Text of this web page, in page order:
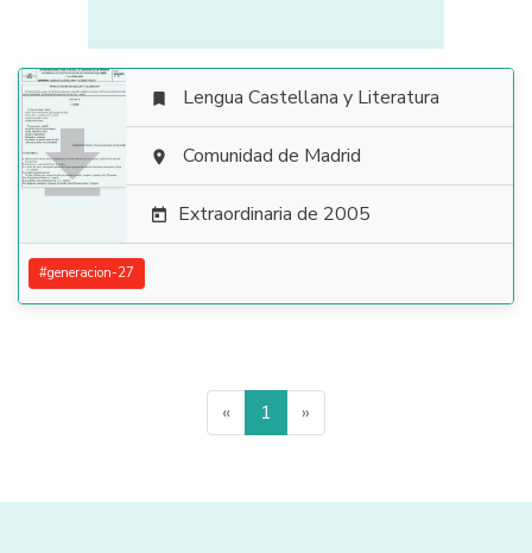

 Lengua Castellana y Literatura
 Comunidad de Madrid
 Extraordinaria de 2005
#generacion-27
« 1 »